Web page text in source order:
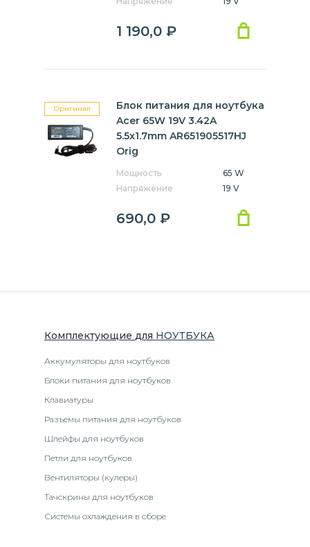
1 190,0 ₽
Оригинал
Блок питания для ноутбука
Acer 65W 19V 3.42A
5.5x1.7mm AR651905517HJ
Orig
Мощность
65 W
Напряжение
19 V
690,0 ₽
Комплектующие для НОУТБУКА
Аккумуляторы для ноутбуков
Блоки питания для ноутбуков
Клавиатуры
Разъемы питания для ноутбуков
Шлейфы для ноутбуков
Петли для ноутбуков
Вентиляторы (кулеры)
Тачскрины для ноутбуков
Системы охлаждения в сборе